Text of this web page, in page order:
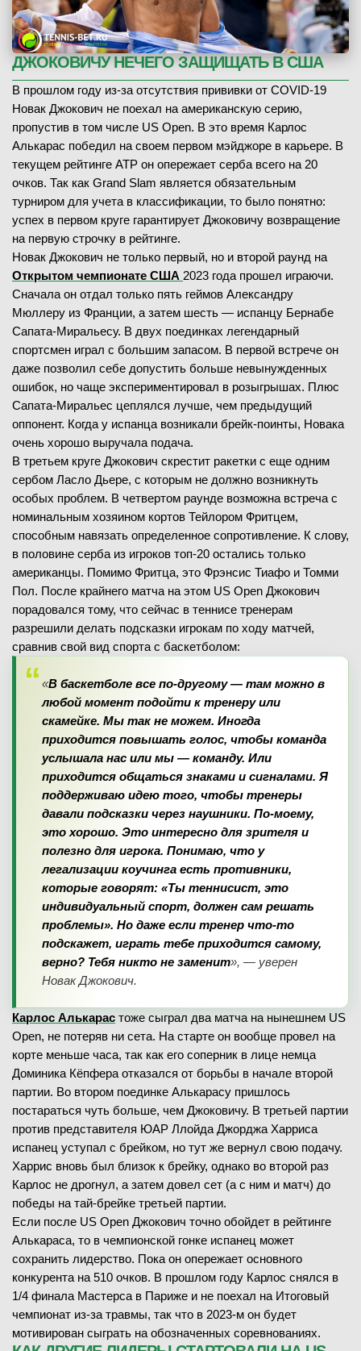
ДЖОКОВИЧУ НЕЧЕГО ЗАЩИЩАТЬ В США
В прошлом году из-за отсутствия прививки от COVID-19
Новак Джокович не поехал на американскую серию,
пропустив в том числе US Open. В это время Карлос
Алькарас победил на своем первом мэйджоре в карьере. В
текущем рейтинге ATP он опережает серба всего на 20
очков. Так как Grand Slam является обязательным
турниром для учета в классификации, то было понятно:
успех в первом круге гарантирует Джоковичу возвращение
на первую строчку в рейтинге.
Новак Джокович не только первый, но и второй раунд на
Открытом чемпионате США 2023 года прошел играючи.
Сначала он отдал только пять геймов Александру
Мюллеру из Франции, а затем шесть — испанцу Бернабе
Сапата-Миральесу. В двух поединках легендарный
спортсмен играл с большим запасом. В первой встрече он
даже позволил себе допустить больше невынужденных
ошибок, но чаще экспериментировал в розыгрышах. Плюс
Сапата-Миральес цеплялся лучше, чем предыдущий
оппонент. Когда у испанца возникали брейк-поинты, Новака
очень хорошо выручала подача.
В третьем круге Джокович скрестит ракетки с еще одним
сербом Ласло Дьере, с которым не должно возникнуть
особых проблем. В четвертом раунде возможна встреча с
номинальным хозяином кортов Тейлором Фритцем,
способным навязать определенное сопротивление. К слову,
в половине серба из игроков топ-20 остались только
американцы. Помимо Фритца, это Фрэнсис Тиафо и Томми
Пол. После крайнего матча на этом US Open Джокович
порадовался тому, что сейчас в теннисе тренерам
разрешили делать подсказки игрокам по ходу матчей,
сравнив свой вид спорта с баскетболом:
«В баскетболе все по-другому — там можно в
любой момент подойти к тренеру или
скамейке. Мы так не можем. Иногда
приходится повышать голос, чтобы команда
услышала нас или мы — команду. Или
приходится общаться знаками и сигналами. Я
поддерживаю идею того, чтобы тренеры
давали подсказки через наушники. По-моему,
это хорошо. Это интересно для зрителя и
полезно для игрока. Понимаю, что у
легализации коучинга есть противники,
которые говорят: «Ты теннисист, это
индивидуальный спорт, должен сам решать
проблемы». Но даже если тренер что-то
подскажет, играть тебе приходится самому,
верно? Тебя никто не заменит», — уверен
Новак Джокович.
Карлос Алькарас тоже сыграл два матча на нынешнем US
Open, не потеряв ни сета. На старте он вообще провел на
корте меньше часа, так как его соперник в лице немца
Доминика Кёпфера отказался от борьбы в начале второй
партии. Во втором поединке Алькарасу пришлось
постараться чуть больше, чем Джоковичу. В третьей партии
против представителя ЮАР Ллойда Джорджа Харриса
испанец уступал с брейком, но тут же вернул свою подачу.
Харрис вновь был близок к брейку, однако во второй раз
Карлос не дрогнул, а затем довел сет (а с ним и матч) до
победы на тай-брейке третьей партии.
Если после US Open Джокович точно обойдет в рейтинге
Алькараса, то в чемпионской гонке испанец может
сохранить лидерство. Пока он опережает основного
конкурента на 510 очков. В прошлом году Карлос снялся в
1/4 финала Мастерса в Париже и не поехал на Итоговый
чемпионат из-за травмы, так что в 2023-м он будет
мотивирован сыграть на обозначенных соревнованиях.